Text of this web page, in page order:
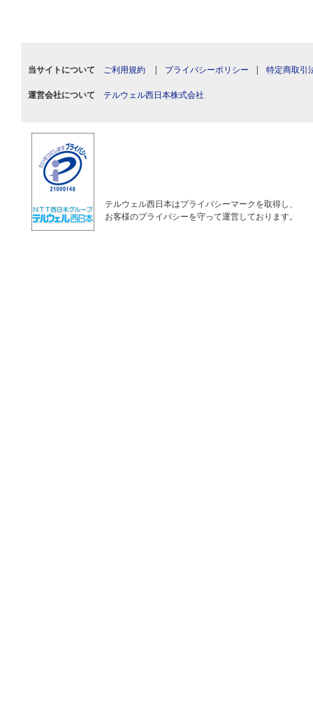
当サイトについて ご利用規約 | プライバシーポリシー | 特定商取引
運営会社について テルウェル西日本株式会社
テルウェル西日本はプライバシーマークを取得し、
お客様のプライバシーを守って運営しております。